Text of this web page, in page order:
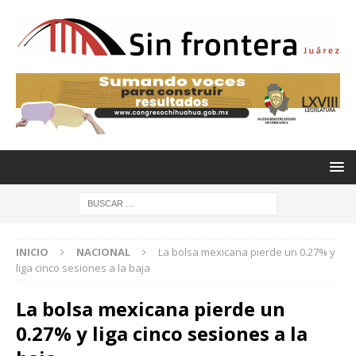
INICIO NACIONAL
La bolsa mexicana pierde un 0.27% y
liga cinco sesiones a la baja
La bolsa mexicana pierde un
0.27% y liga cinco sesiones a la